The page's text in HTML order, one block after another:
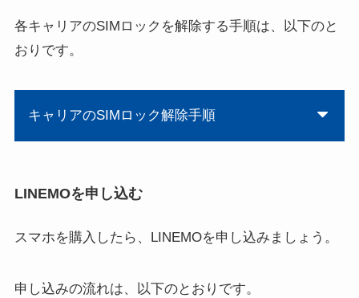
各キャリアのSIMロックを解除する手順は、以下のと
おりです。
キャリアのSIMロック解除手順
LINEMOを申し込む
スマホを購入したら、LINEMOを申し込みましょう。
申し込みの流れは、以下のとおりです。